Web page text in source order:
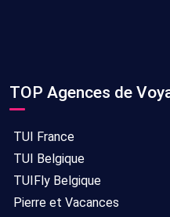
TOP Agences de
TUI France
TUI Belgique
TUIFly Belgique
Pierre et Vacances